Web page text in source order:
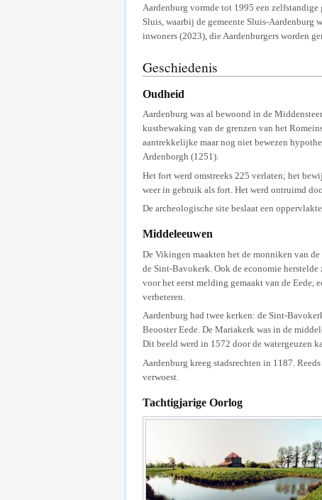
Aardenburg vormde tot 1995 een zelfstandige
Sluis, waarbij de gemeente Sluis-Aardenburg
inwoners (2023), die Aardenburgers worden
Geschiedenis
Oudheid
Aardenburg was al bewoond in de
kustbewaking van de grenzen van het
aantrekkelijke maar nog niet bewezen
Ardenborgh (1251).
Het fort werd omstreeks 225 verlaten; het
weer in gebruik als fort. Het werd ontruimd
De archeologische site beslaat een
Middeleeuwen
De Vikingen maakten het de monniken van
de Sint-Bavokerk. Ook de economie
voor het eerst melding gemaakt van de Eede,
verbeteren.
Aardenburg had twee kerken: de Sint-
Beooster Eede. De Mariakerk was in de
Dit beeld werd in 1572 door de watergeuzen
Aardenburg kreeg stadsrechten in 1187.
verwoest.
Tachtigjarige Oorlog